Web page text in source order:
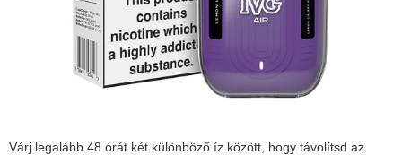
Várj legalább 48 órát két különböző íz között, hogy távolítsd az